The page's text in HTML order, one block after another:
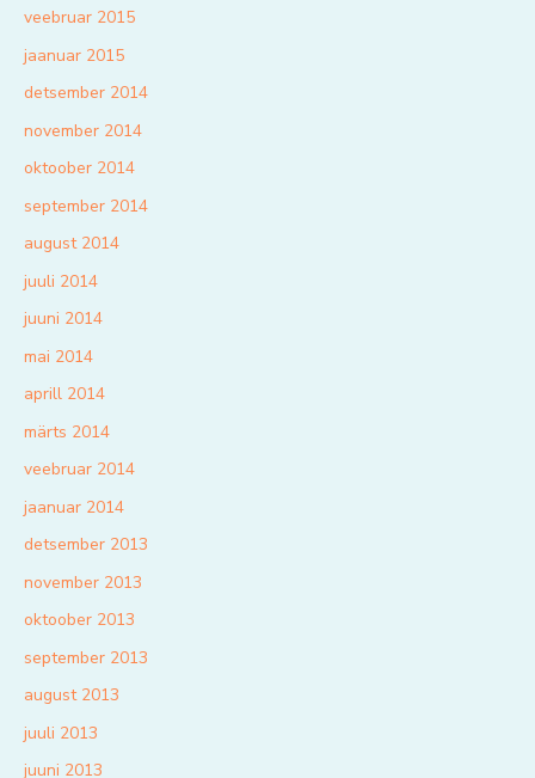
veebruar 2015
jaanuar 2015
detsember 2014
november 2014
oktoober 2014
september 2014
august 2014
juuli 2014
juuni 2014
mai 2014
aprill 2014
märts 2014
veebruar 2014
jaanuar 2014
detsember 2013
november 2013
oktoober 2013
september 2013
august 2013
juuli 2013
juuni 2013